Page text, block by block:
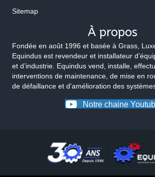
Sitemap
À propos
Fondée en août 1996 et basée à Grass,
Equindus est revendeur et installateur
et d’industrie. Equindus vend, installe,
interventions de maintenance, de mise en
de défaillance et d’amélioration des
Notre chaine